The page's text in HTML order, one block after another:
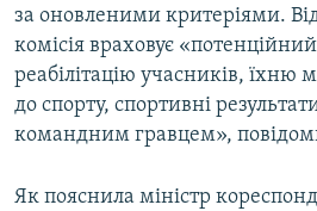
за оновленими критеріями.
комісія враховує
реабілітацію учасників, їхню
до спорту, спортивні
командним гравцем»,
Як пояснила міністр